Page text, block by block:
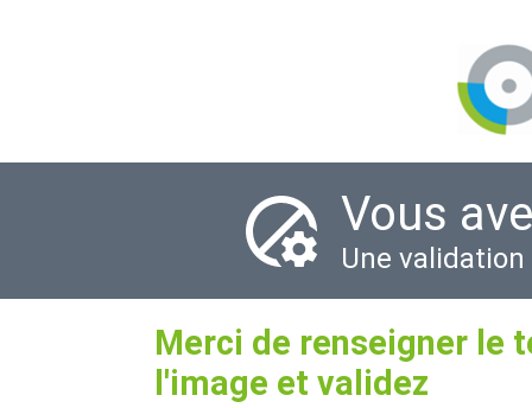
Vous
Une
Merci de renseigner le
l'image et validez